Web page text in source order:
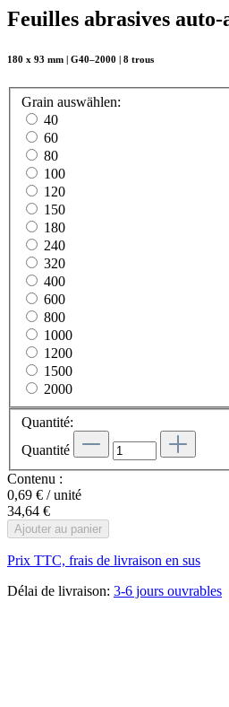
Feuilles abrasives
180 x 93 mm | G40–2000 | 8 trous
Grain auswählen:
40
60
80
100
120
150
180
240
320
400
600
800
1000
1200
1500
2000
Quantité:
Quantité
Contenu :
0,69 € / unité
34,64 €
Ajouter au panier
Prix TTC, frais de livraison en sus
Délai de livraison: 3-6 jours ouvrables